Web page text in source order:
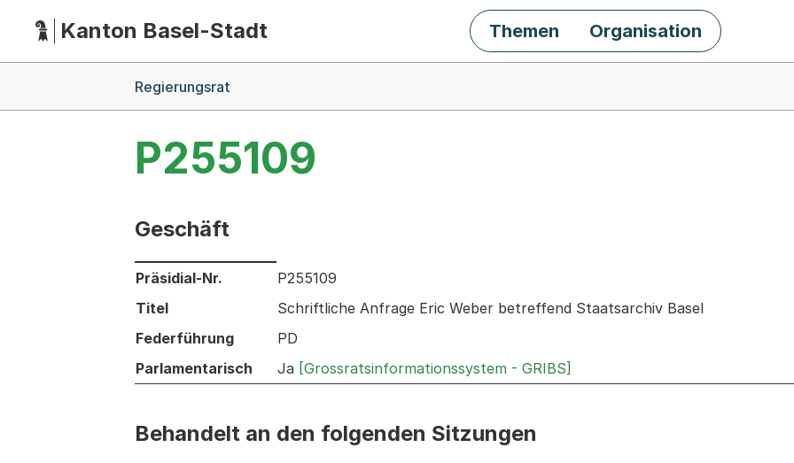
HauptnavigationKanton Basel-Stadt Themen Organisation
Regierungsrat
P255109
Geschäft
Informationen zum Ausgewählten Geschäft
Präsidial-Nr.
P255109
Titel
Schriftliche Anfrage Eric Weber betreffend Staatsarchiv Basel
Federführung
PD
Parlamentarisch
Ja [Grossratsinformationssystem - GRIBS]
Behandelt an den folgenden Sitzungen